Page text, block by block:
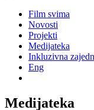
Film svima
Novosti
Projekti
Medijateka
Inkluzivna
Eng
Medijateka